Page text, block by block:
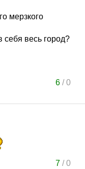
мерзкого
себя весь город?
6/0
7/0